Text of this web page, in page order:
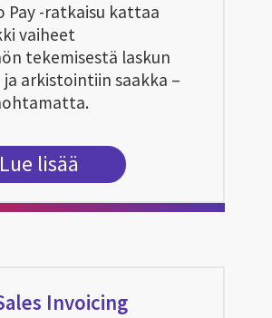
Pay -ratkaisu kattaa
vaiheet
tekemisestä laskun
ja arkistointiin saakka –
Lue lisää
Invoicing